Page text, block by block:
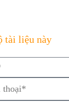
tài liệu này